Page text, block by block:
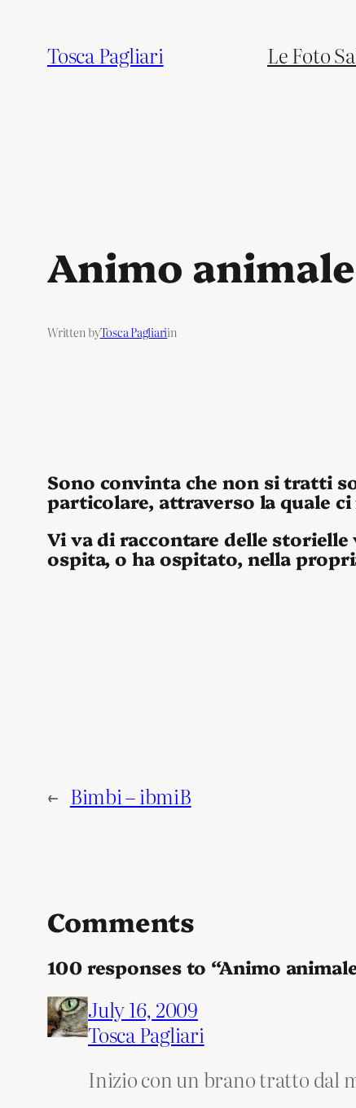
Tosca Pagliari Le Foto
Animo animale
Written byTosca Pagliariin
Sono convinta che non si tratti
particolare, attraverso la quale
Vi va di raccontare delle
ospita, o ha ospitato, nella
← Bimbi – ibmiB
Comments
100 responses to “Animo
July 16, 2009
Tosca Pagliari
Inizio con un brano tratto dal